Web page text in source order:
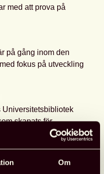
Om
med att prova på
på gång inom den
fokus på utveckling
Universitetsbibliotek
skapats för
och Borås